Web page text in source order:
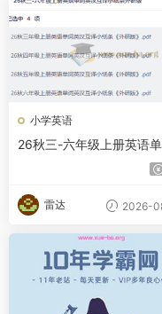
小学英语
26秋三-六年级上册英语
雷达 2026-